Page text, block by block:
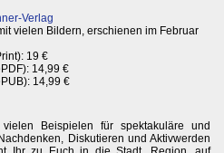
Verlag
vielen Bildern, erschienen im Februar
19 €
14,99 €
14,99 €
Beispielen für spektakuläre und
Diskutieren und Aktivwerden